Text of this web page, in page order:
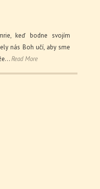
keď bodne svojím
nás Boh učí, aby sme
Read More